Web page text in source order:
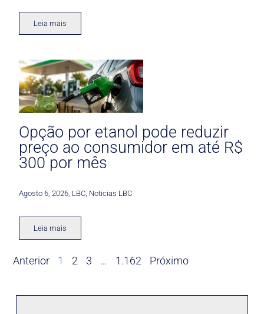
Leia mais
Opção por etanol pode reduzir
preço ao consumidor em até R$
300 por mês
Agosto 6, 2026 LBC Noticias LBC
Leia mais
Anterior 1 2 3 … 1.162 Próximo